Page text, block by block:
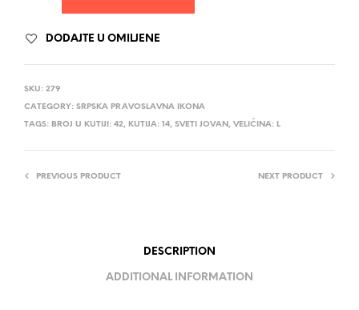
DODAJTE U OMILJENE
SKU: 279
CATEGORY: SRPSKA PRAVOSLAVNA IKONA
TAGS: BROJ U KUTIJI: 42, KUTIJA: 14, SVETI JOVAN, VELIČINA: L
PREVIOUS PRODUCT NEXT PRODUCT
DESCRIPTION
ADDITIONAL INFORMATION